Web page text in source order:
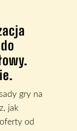
gry na
jak
od